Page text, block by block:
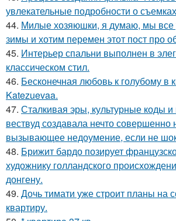
увлекательные подробности о
44. Милые хозяюшки, я думаю, мы все
зимы и хотим перемен этот пост про
45. Интерьер спальни выполнен в
классическом стил.
46. Бесконечная любовь к голубому в
Katezuevaa.
47. Сталкивая эры, культурные коды
вествуд создавала нечто совершенно
вызывающее недоумение, если не
48. Брижит бардо позирует
художнику голландского
донгену.
49. Дочь тимати уже строит планы на
квартиру.